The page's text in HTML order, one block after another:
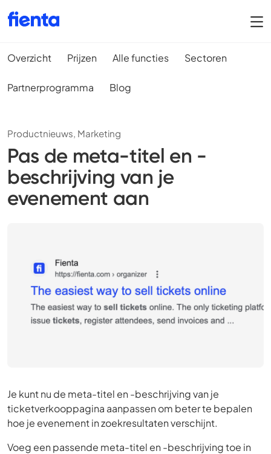
Overzicht Prijzen Alle functies Sectoren
Partnerprogramma Blog
Productnieuws, Marketing
Pas de meta-titel en -
beschrijving van je
evenement aan
Je kunt nu de meta-titel en -beschrijving van je
ticketverkooppagina aanpassen om beter te bepalen
hoe je evenement in zoekresultaten verschijnt.
Voeg een passende meta-titel en -beschrijving toe in